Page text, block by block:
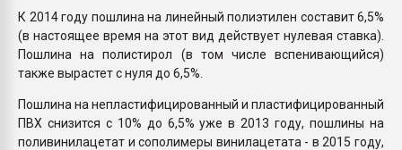
К 2014 году пошлина на линейный полиэтилен составит 6,5%
(в настоящее время на этот вид действует нулевая ставка).
Пошлина на полистирол (в том числе вспенивающийся)
также вырастет с нуля до 6,5%.
Пошлина на непластифицированный и пластифицированный
ПВХ снизится с 10% до 6,5% уже в 2013 году, пошлины на
поливинилацетат и сополимеры винилацетата - в 2015 году,